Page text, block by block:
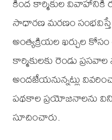
సాధారణ మరణం
అంత్యక్రియల ఖర్చుల
కార్మికులకు రెండు
అందజేయనున్నట్లు
పథకాల ప్రయోజనాలను
సూచించారు.